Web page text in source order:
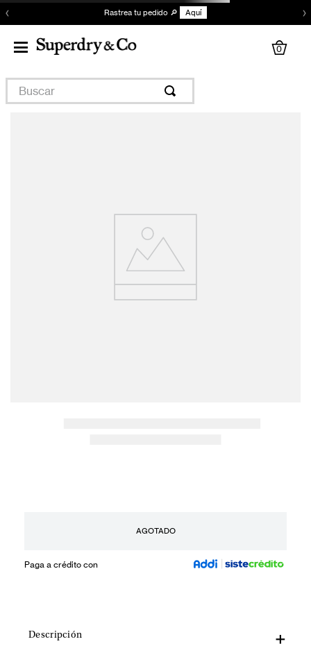
‹ Rastrea tu pedido 🔎 Aquí ›
0
Buscar
AGOTADO
Paga a crédito con
Descripción